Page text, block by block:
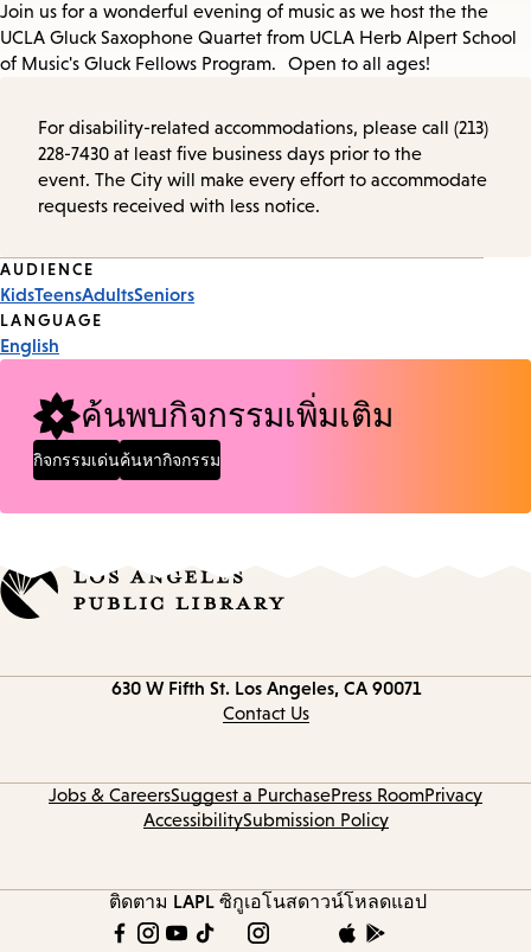
Join us for a wonderful evening of music as we host the the
UCLA Gluck Saxophone Quartet from UCLA Herb Alpert School
of Music's Gluck Fellows Program. Open to all ages!
For disability-related accommodations, please call (213)
228-7430 at least five business days prior to the
event. The City will make every effort to accommodate
requests received with less notice.
Event
Tags
AUDIENCE
KidsTeensAdultsSeniors
LANGUAGE
English
ค้นพบกิจกรรมเพิ่มเติม
กิจกรรมเด่นค้นหากิจกรรม
630 W Fifth St. Los Angeles, CA 90071
Contact Us
Jobs & CareersSuggest a PurchasePress RoomPrivacy
AccessibilitySubmission Policy
ติดตาม LAPL ซิกูเอโนสดาวน์โหลดแอป